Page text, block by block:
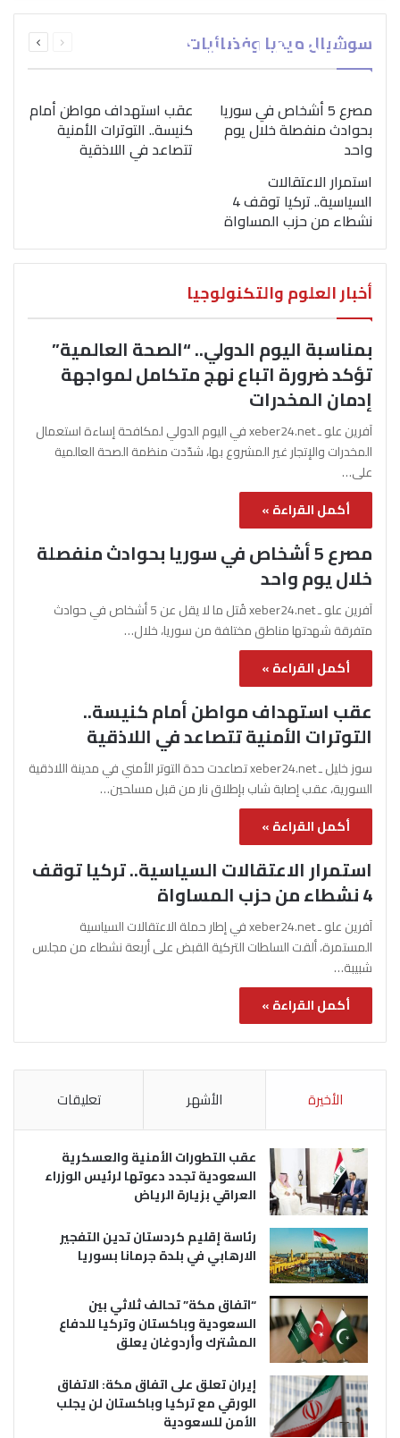
سوشيال ميديا وفضائيات الصفحةالصفحة
بمناسبة اليوم الدولي..
“الصحة العالمية” تؤكد
ضرورة اتباع نهج متكامل
لمواجهة إدمان المخدرات
مصرع 5 أشخاص في سوريا
بحوادث منفصلة خلال يوم
واحد
عقب استهداف مواطن أمام
كنيسة.. التوترات الأمنية
تتصاعد في اللاذقية
استمرار الاعتقالات
السياسية.. تركيا توقف 4
نشطاء من حزب المساواة
أخبار العلوم والتكنولوجيا
بمناسبة اليوم الدولي.. “الصحة العالمية”
تؤكد ضرورة اتباع نهج متكامل لمواجهة
إدمان المخدرات
آفرين علو ـ xeber24.net في اليوم الدولي لمكافحة إساءة استعمال
المخدرات والإتجار غير المشروع بها، شدّدت منظمة الصحة العالمية
على…
أكمل القراءة »
مصرع 5 أشخاص في سوريا بحوادث منفصلة
خلال يوم واحد
آفرين علو ـ xeber24.net قُتل ما لا يقل عن 5 أشخاص في حوادث
متفرقة شهدتها مناطق مختلفة من سوريا، خلال…
أكمل القراءة »
عقب استهداف مواطن أمام كنيسة..
التوترات الأمنية تتصاعد في اللاذقية
سوز خليل ـ xeber24.net تصاعدت حدة التوتر الأمني في مدينة اللاذقية
السورية، عقب إصابة شاب بإطلاق نار من قبل مسلحين…
أكمل القراءة »
استمرار الاعتقالات السياسية.. تركيا توقف
4 نشطاء من حزب المساواة
آفرين علو ـ xeber24.net في إطار حملة الاعتقالات السياسية
المستمرة، ألقت السلطات التركية القبض على أربعة نشطاء من مجلس
شبيبة…
أكمل القراءة »
الأخيرة الأشهر تعليقات
عقب التطورات الأمنية والعسكرية
السعودية تجدد دعوتها لرئيس الوزراء
العراقي بزيارة الرياض
رئاسة إقليم كردستان تدين التفجير
الارهابي في بلدة جرمانا بسوريا
“اتفاق مكة” تحالف ثلاثي بين
السعودية وباكستان وتركيا للدفاع
المشترك وأردوغان يعلق
إيران تعلق على اتفاق مكة: الاتفاق
الورقي مع تركيا وباكستان لن يجلب
الأمن للسعودية